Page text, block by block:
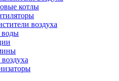
котлы
воздуха
воды